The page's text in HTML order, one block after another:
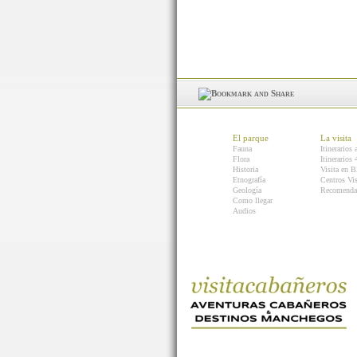
El parque
Fauna
Flora
Historia
Etnografía
Geología
Como llegar
Audios
La visita
Itinerarios
Itinerarios
Visita en
Centros